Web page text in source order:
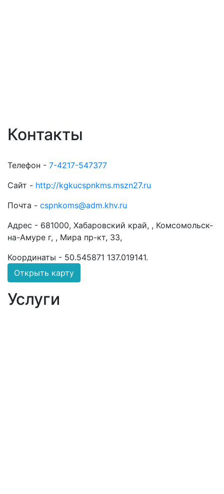
Контакты
Телефон - 7-4217-547377
Сайт - http://kgkucspnkms.mszn27.ru
Почта - cspnkoms@adm.khv.ru
Адрес - 681000, Хабаровский край, , Комсомольск-
на-Амуре г, , Мира пр-кт, 33,
Координаты - 50.545871 137.019141.
Открыть карту
Услуги